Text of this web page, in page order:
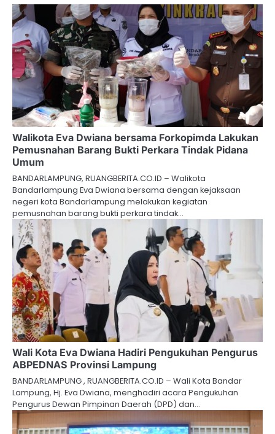
Walikota Eva Dwiana bersama Forkopimda Lakukan
Pemusnahan Barang Bukti Perkara Tindak Pidana
Umum
BANDARLAMPUNG, RUANGBERITA.CO.ID – Walikota
Bandarlampung Eva Dwiana bersama dengan kejaksaan
negeri kota Bandarlampung melakukan kegiatan
pemusnahan barang bukti perkara tindak…
Wali Kota Eva Dwiana Hadiri Pengukuhan Pengurus
ABPEDNAS Provinsi Lampung
BANDARLAMPUNG , RUANGBERITA.CO.ID – Wali Kota Bandar
Lampung, Hj. Eva Dwiana, menghadiri acara Pengukuhan
Pengurus Dewan Pimpinan Daerah (DPD) dan…